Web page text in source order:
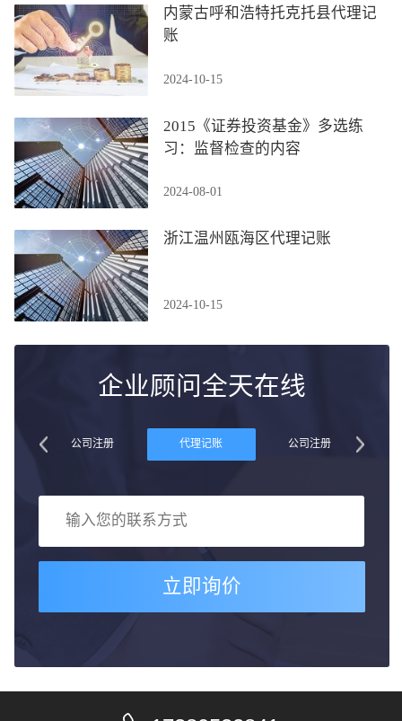
内蒙古呼和浩特托克托县代理记
账
2024-10-15
2015《证券投资基金》多选练
习：监督检查的内容
2024-08-01
浙江温州瓯海区代理记账
2024-10-15
企业顾问全天在线
公司注册 代理记账 公司注册
立即询价